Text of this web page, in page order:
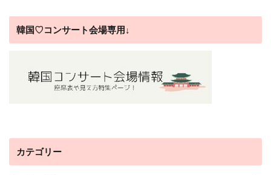
韓国♡コンサート会場専用↓
カテゴリー